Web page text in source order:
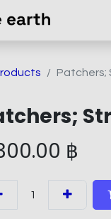
Patchers;
฿